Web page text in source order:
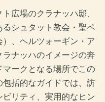
広場のクラナッハ邸​​、
シュタット教会・聖ペ
、ヘルツォーギン・ア
ナッハのイメージの奔
ークとなる場所でこの
括的なガイドでは、訪
リティ、実用的なヒン